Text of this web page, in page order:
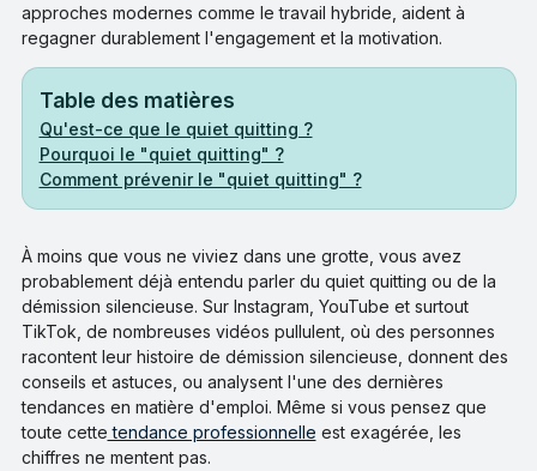
approches modernes comme le travail hybride, aident à
regagner durablement l'engagement et la motivation.
Table des matières
Qu'est-ce que le quiet quitting ?
Pourquoi le "quiet quitting" ?
Comment prévenir le "quiet quitting" ?
À moins que vous ne viviez dans une grotte, vous avez
probablement déjà entendu parler du quiet quitting ou de la
démission silencieuse. Sur Instagram, YouTube et surtout
TikTok, de nombreuses vidéos pullulent, où des personnes
racontent leur histoire de démission silencieuse, donnent des
conseils et astuces, ou analysent l'une des dernières
tendances en matière d'emploi. Même si vous pensez que
toute cette tendance professionnelle est exagérée, les
chiffres ne mentent pas.